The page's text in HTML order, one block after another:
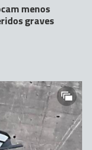
menos
graves